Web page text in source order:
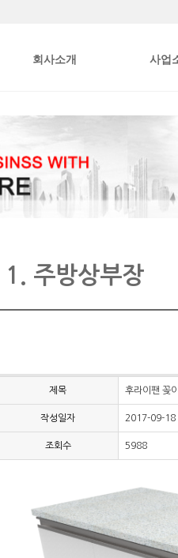
회사소개 사업
1. 주방상부장
제목 후라이팬 꽂
작성일자 2017-09-18
조회수 5988